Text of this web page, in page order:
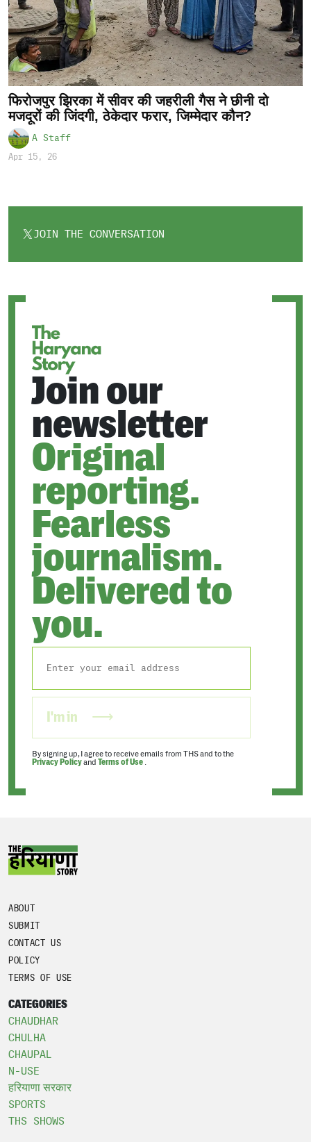
फिरोजपुर झिरका में सीवर की जहरीली गैस ने छीनी दो
मजदूरों की जिंदगी, ठेकेदार फरार, जिम्मेदार कौन?
A Staff
Apr 15, 26
JOIN THE CONVERSATION
OPENS
Join our
newsletter
Original
reporting.
Fearless
journalism.
Delivered to
you.
I'm in
By signing up, I agree to receive emails from THS and to the
Privacy Policyand Terms of Use
ABOUT
SUBMIT
CONTACT US
POLICY
TERMS OF USE
CATEGORIES
CHAUDHAR
CHULHA
CHAUPAL
N-USE
हरियाणा सरकार
SPORTS
THS SHOWS